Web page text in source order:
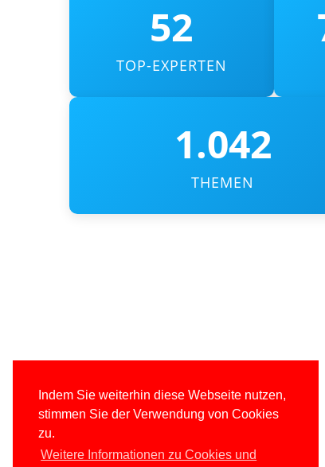
Indem Sie weiterhin diese Webseite nutzen,
stimmen Sie der Verwendung von Cookies
zu.
Weitere Informationen zu Cookies und
52
TOP-EXPERTEN
1.042
THEMEN